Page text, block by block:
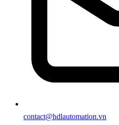
contact@hdlautomation.vn